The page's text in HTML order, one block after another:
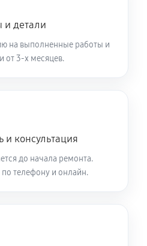
и детали
на выполненные работы и
от 3-х месяцев.
и консультация
до начала ремонта.
по телефону и онлайн.